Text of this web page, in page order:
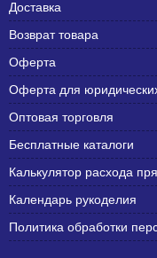
Доставка
Возврат товара
Оферта
Оферта для
Оптовая торговля
Бесплатные каталоги
Калькулятор расхода
Календарь рукоделия
Политика обработки